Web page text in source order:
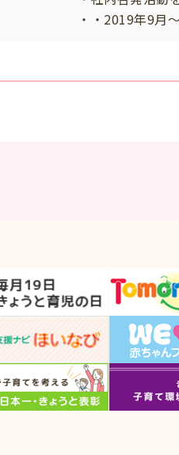
・・2019年9月